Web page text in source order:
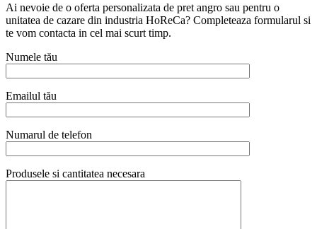
Ai nevoie de o oferta personalizata de pret angro sau pentru o
unitatea de cazare din industria HoReCa? Completeaza formularul si
te vom contacta in cel mai scurt timp.
Numele tău
Emailul tău
Numarul de telefon
Produsele si cantitatea necesara